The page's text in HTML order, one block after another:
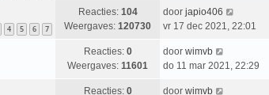
c
h
e
c
h
e
b
e
c
t
s
e
b
e
4 5 6 7
Reacties: 104
Weergaves: 120730
L
a
t
s
door japio406
vr 17 dec 2021, 22:01
Reacties: 0
Weergaves: 11601
L
a
door wimvb
do 11 mar 2021, 22:29
Reacties: 0
L
door wimvb